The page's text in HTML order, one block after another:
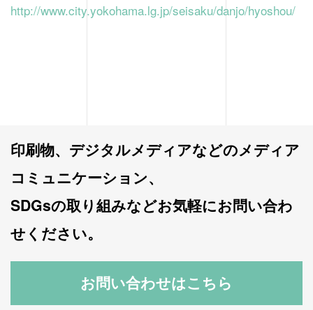
http://www.city.yokohama.lg.jp/seisaku/danjo/hyoshou/
印刷物、デジタルメディアなどのメディア
コミュニケーション、
SDGsの取り組みなどお気軽にお問い合わ
せください。
お問い合わせはこちら